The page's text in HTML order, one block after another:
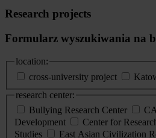
Research projects
Formularz wyszukiwania na
location:
cross-university project
research center:
Bullying Research Center
Development
Center for
Studies
East Asian Civilization